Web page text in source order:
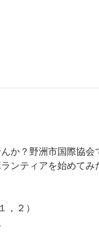
か？野洲市国際協
ンティアを始めて
，２）